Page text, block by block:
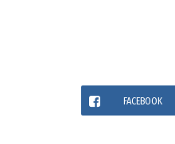
FACEBOOK